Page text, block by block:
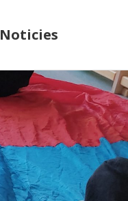
Noticies